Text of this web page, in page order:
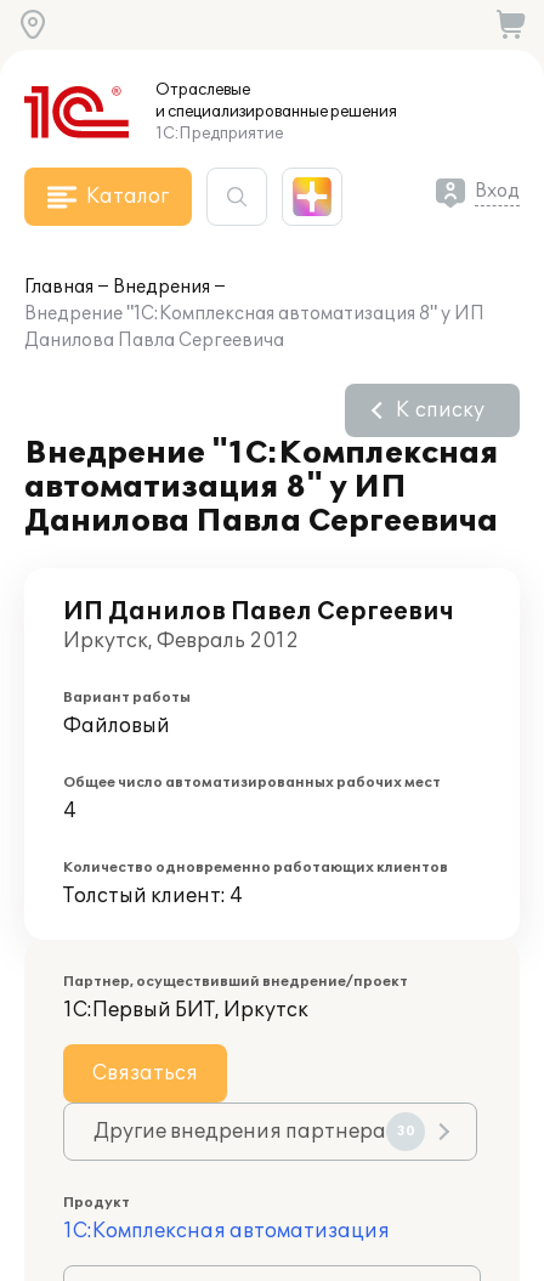
Отраслевые
и специализированныерешения
1С:Предприятие
Каталог Вход
Главная
Внедрения
Внедрение "1С:Комплексная автоматизация 8" у ИП
Данилова Павла Сергеевича
Внедрение "1С:Комплексная
автоматизация 8" у ИП
Данилова Павла Сергеевича
К списку
ИП Данилов Павел Сергеевич
Иркутск, Февраль 2012
Вариант работы
Файловый
Общее число автоматизированных рабочих мест
4
Количество одновременно работающих клиентов
Толстый клиент: 4
Партнер, осуществивший внедрение/проект
1С:Первый БИТ, Иркутск
Связаться
Другие внедрения партнера 30
Продукт
1С:Комплексная автоматизация